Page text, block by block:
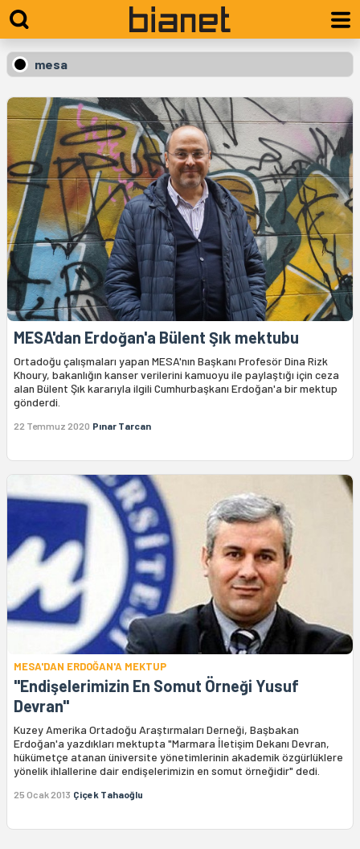
mesa
MESA'dan Erdoğan'a Bülent Şık mektubu
Ortadoğu çalışmaları yapan MESA'nın Başkanı Profesör Dina Rizk
Khoury, bakanlığın kanser verilerini kamuoyu ile paylaştığı için ceza
alan Bülent Şık kararıyla ilgili Cumhurbaşkanı Erdoğan'a bir mektup
gönderdi.
22 Temmuz 2020 Pınar Tarcan
MESA'DAN ERDOĞAN'A MEKTUP
"Endişelerimizin En Somut Örneği Yusuf
Devran"
Kuzey Amerika Ortadoğu Araştırmaları Derneği, Başbakan
Erdoğan'a yazdıkları mektupta "Marmara İletişim Dekanı Devran,
hükümetçe atanan üniversite yönetimlerinin akademik özgürlüklere
yönelik ihlallerine dair endişelerimizin en somut örneğidir" dedi.
25 Ocak 2013 Çiçek Tahaoğlu